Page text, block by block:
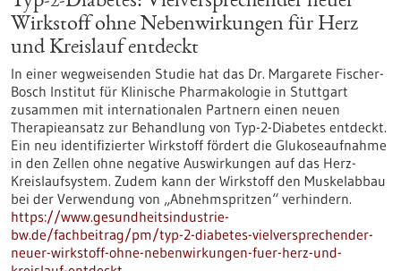
Wirkstoff ohne Nebenwirkungen für Herz
und Kreislauf entdeckt
In einer wegweisenden Studie hat das Dr. Margarete Fischer-
Bosch Institut für Klinische Pharmakologie in Stuttgart
zusammen mit internationalen Partnern einen neuen
Therapieansatz zur Behandlung von Typ-2-Diabetes entdeckt.
Ein neu identifizierter Wirkstoff fördert die Glukoseaufnahme
in den Zellen ohne negative Auswirkungen auf das Herz-
Kreislaufsystem. Zudem kann der Wirkstoff den Muskelabbau
bei der Verwendung von „Abnehmspritzen“ verhindern.
https://www.gesundheitsindustrie-
bw.de/fachbeitrag/pm/typ-2-diabetes-vielversprechender-
neuer-wirkstoff-ohne-nebenwirkungen-fuer-herz-und-